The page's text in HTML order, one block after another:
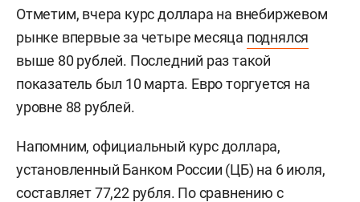
Отметим, вчера курс доллара на внебиржевом
рынке впервые за четыре месяца поднялся
выше 80 рублей. Последний раз такой
показатель был 10 марта. Евро торгуется на
уровне 88 рублей.
Напомним, официальный курс доллара,
установленный Банком России (ЦБ) на 6 июля,
составляет77,22 рубля. По сравнению с